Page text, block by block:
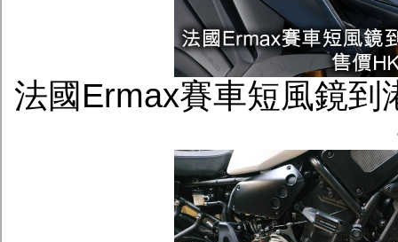
法國Ermax賽車短風鏡到